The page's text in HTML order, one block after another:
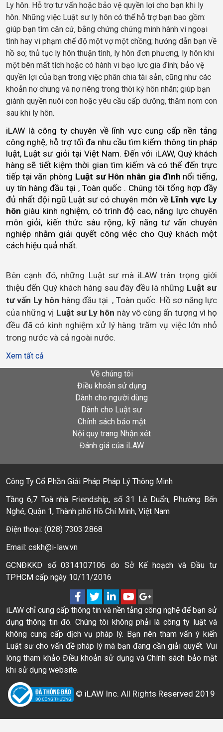
Ly hôn. Hỗ trợ tư vấn hoặc bảo vệ quyền lợi cho bạn khi ly
hôn. Những việc Luật sư ly hôn có thể hỗ trợ bạn bao gồm:
giúp bạn tìm căn cứ, bằng chứng chứng minh hành vi ngoại
tình hay vi phạm chế độ một vợ một chồng; hướng dẫn bạn về
hồ sơ, thủ tục ly hôn thuận tình, ly hôn đơn phương, ly hôn khi
một bên mất tích hoặc có hành vi bạo lực gia đình; bảo vệ
quyền lợi của bạn trong việc phân chia tài sản, cũng như các
khoản nợ chung và nợ riêng trong thời kỳ hôn nhân; giúp bạn
giành quyền nuôi con hoặc yêu cầu cấp dưỡng, thăm nom con
sau khi ly hôn.
iLAW là công ty chuyên về lĩnh vực cung cấp nền tảng
công nghệ, hỗ trợ tối đa nhu cầu tìm kiếm thông tin pháp
luật, Luật sư giỏi tại Việt Nam. Đến với iLAW, Quý khách
hàng sẽ tiết kiệm thời gian tìm kiếm và có thể đến trực
tiếp tại văn phòng Luật sư Hôn nhân gia đình nổi tiếng,
uy tín hàng đầu tại , Toàn quốc . Chúng tôi tổng hợp đầy
đủ nhất đội ngũ Luật sư có chuyên môn về Lĩnh vực Ly
hôn giàu kinh nghiệm, có trình độ cao, năng lực chuyên
môn giỏi, kiến thức sâu rộng, kỹ năng tư vấn chuyên
nghiệp nhằm giải quyết công việc cho Quý khách một
cách hiệu quả nhất.
Bên cạnh đó, những Luật sư mà iLAW trân trọng giới
thiệu đến Quý khách hàng sau đây đều là những Luật sư
tư vấn Ly hôn hàng đầu tại  , Toàn quốc. Hồ sơ năng lực
của những vị Luật sư Ly hôn này vô cùng ấn tượng vì họ
đều đã có kinh nghiệm xử lý hàng trăm vụ việc lớn nhỏ
trong nước và cả ngoài nước.
Xem tất cả
Về chúng tôi
Điều khoản sử dụng
Dành cho người dùng
Dành cho Luật sư
Chính sách bảo mật
Nội quy trang Nhận xét
Đánh giá của iLAW
Công Ty Cổ Phần Giải Pháp Pháp Lý Thông Minh
Tầng 6,7 Toà nhà Friendship, số 31 Lê Duẩn, Phường Bến
Nghé, Quận 1, Thành phố Hồ Chí Minh, Việt Nam
Điện thoại: (028) 7303 2868
Email: cskh@i-law.vn
GCNĐKKD số 0314107106 do Sở Kế hoạch và Đầu tư
TPHCM cấp ngày 10/11/2016
iLAW chỉ cung cấp thông tin và nền tảng công nghệ để bạn sử
dụng thông tin đó. Chúng tôi không phải là công ty luật và
không cung cấp dịch vụ pháp lý. Bạn nên tham vấn ý kiến
Luật sư cho vấn đề pháp lý mà bạn đang cần giải quyết. Vui
lòng tham khảo Điều khoản sử dụng và Chính sách bảo mật
khi sử dụng website.
© iLAW Inc. All Rights Reserved 2019